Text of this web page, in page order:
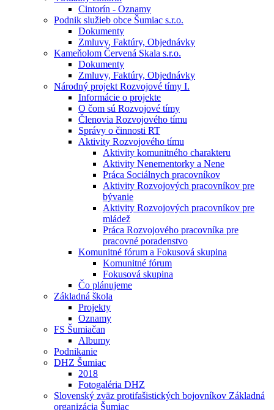
Cintorín - Oznamy
Podnik služieb obce Šumiac s.r.o.
Dokumenty
Zmluvy, Faktúry, Objednávky
Kameňolom Červená Skala s.r.o.
Dokumenty
Zmluvy, Faktúry, Objednávky
Národný projekt Rozvojové tímy I.
Informácie o projekte
O čom sú Rozvojové tímy
Členovia Rozvojového tímu
Správy o činnosti RT
Aktivity Rozvojového tímu
Aktivity komunitného charakteru
Aktivity Nenementorky a Nene
Práca Sociálnych pracovníkov
Aktivity Rozvojových pracovníkov pre
bývanie
Aktivity Rozvojových pracovníkov pre
mládež
Práca Rozvojového pracovníka pre
pracovné poradenstvo
Komunitné fórum a Fokusová skupina
Komunitné fórum
Fokusová skupina
Čo plánujeme
Základná škola
Projekty
Oznamy
FS Šumiačan
Albumy
Podnikanie
DHZ Šumiac
2018
Fotogaléria DHZ
Slovenský zväz protifašistických bojovníkov Základná
organizácia Šumiac